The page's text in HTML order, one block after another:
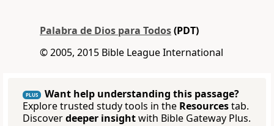
Palabra de Dios para Todos(PDT)
© 2005, 2015 Bible League International
PLUS
Want help understanding this passage?
Explore trusted study tools in the Resourcestab.
Discoverdeeper insightwith Bible Gateway Plus.